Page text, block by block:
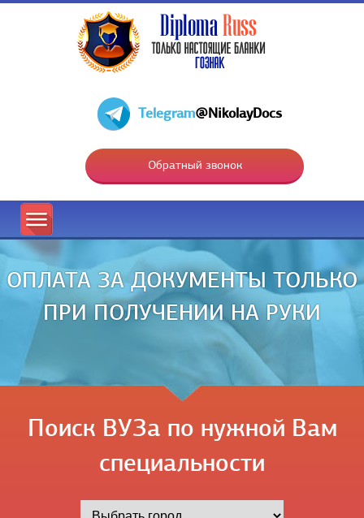
Telegram@NikolayDocs
Обратный звонок
ОПЛАТА ЗА ДОКУМЕНТЫ ТОЛЬКО
ПРИ ПОЛУЧЕНИИ НА РУКИ
Поиск ВУЗа по нужной Вам
специальности